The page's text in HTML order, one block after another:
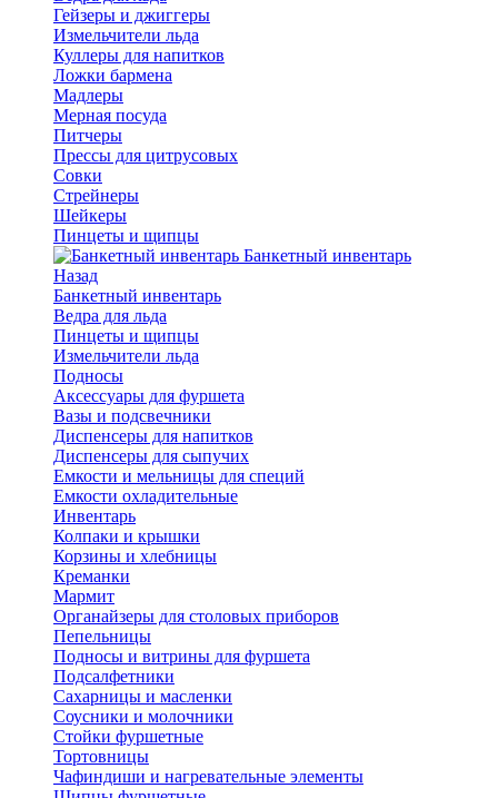
Гейзеры и джиггеры
Измельчители льда
Куллеры для напитков
Ложки бармена
Мадлеры
Мерная посуда
Питчеры
Прессы для цитрусовых
Совки
Стрейнеры
Шейкеры
Пинцеты и щипцы
Банкетный инвентарь
Назад
Банкетный инвентарь
Ведра для льда
Пинцеты и щипцы
Измельчители льда
Подносы
Аксессуары для фуршета
Вазы и подсвечники
Диспенсеры для напитков
Диспенсеры для сыпучих
Емкости и мельницы для специй
Емкости охладительные
Инвентарь
Колпаки и крышки
Корзины и хлебницы
Креманки
Мармит
Органайзеры для столовых приборов
Пепельницы
Подносы и витрины для фуршета
Подсалфетники
Сахарницы и масленки
Соусники и молочники
Стойки фуршетные
Тортовницы
Чафиндиши и нагревательные элементы